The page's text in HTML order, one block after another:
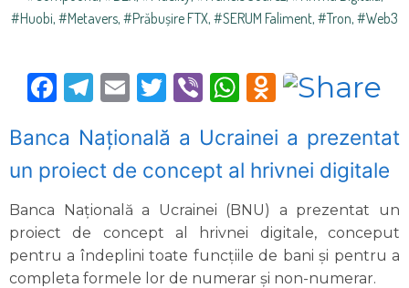
#Huobi, #metavers, #prăbușire FTX, #SERUM Faliment, #Tron, #Web3
Facebook
Telegram
EmailTwitter
ViberWhatsApp
Banca Națională a Ucrainei a prezentat
un proiect de concept al hrivnei digitale
Banca Națională a Ucrainei (BNU) a prezentat un
proiect de concept al hrivnei digitale, conceput
pentru a îndeplini toate funcțiile de bani și pentru a
completa formele lor de numerar și non-numerar.